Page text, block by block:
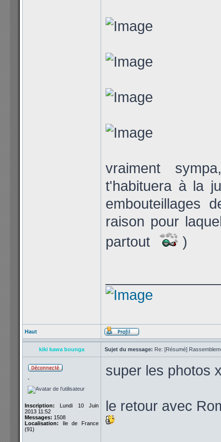
vraiment
t'habituera à la
embouteillages
raison pour
partout
)
Haut
kiki kawa bounga Sujet du message: Re: [Résumé]
-
Inscription: Lundi 10 Juin
2013 11:52
Messages: 1508
Localisation: Ile de France
(91)
super les photos
le retour avec